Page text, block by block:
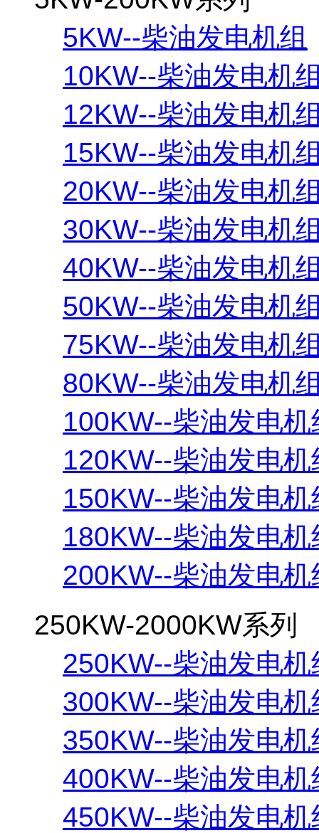
5KW--柴油发电机组
10KW--柴油发电机
12KW--柴油发电机
15KW--柴油发电机
20KW--柴油发电机
30KW--柴油发电机
40KW--柴油发电机
50KW--柴油发电机
75KW--柴油发电机
80KW--柴油发电机
100KW--柴油发电机
120KW--柴油发电机
150KW--柴油发电机
180KW--柴油发电机
200KW--柴油发电机
250KW-2000KW系列
250KW--柴油发电机
300KW--柴油发电机
350KW--柴油发电机
400KW--柴油发电机
450KW--柴油发电机